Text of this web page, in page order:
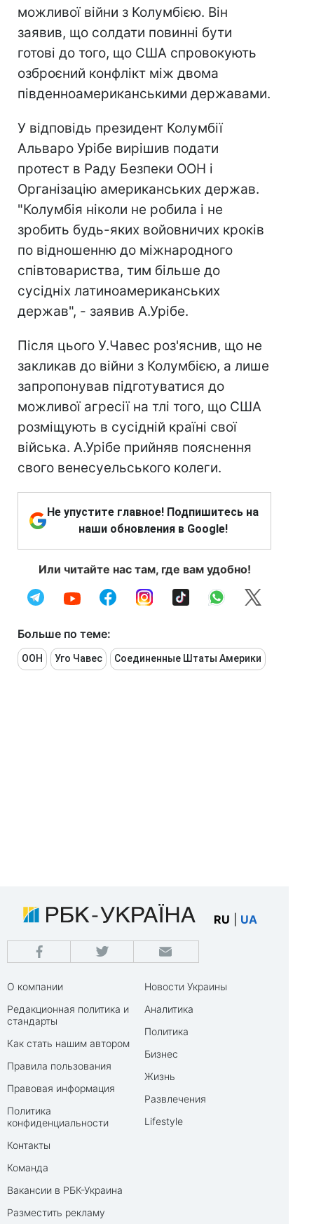
можливої війни з Колумбією. Він
заявив, що солдати повинні бути
готові до того, що США спровокують
озброєний конфлікт між двома
південноамериканськими державами.
У відповідь президент Колумбії
Альваро Урібе вирішив подати
протест в Раду Безпеки ООН і
Організацію американських держав.
"Колумбія ніколи не робила і не
зробить будь-яких войовничих кроків
по відношенню до міжнародного
співтовариства, тим більше до
сусідніх латиноамериканських
держав", - заявив А.Урібе.
Після цього У.Чавес роз'яснив, що не
закликав до війни з Колумбією, а лише
запропонував підготуватися до
можливої агресії на тлі того, що США
розміщують в сусідній країні свої
війська. А.Урібе прийняв пояснення
свого венесуельського колеги.
Не упустите главное! Подпишитесь на
наши обновления в Google!
Или читайте нас там, где вам удобно!
Больше по теме:
ООН Уго Чавес Соединенные Штаты Америки
RU UA
О компании
Редакционная политика и
стандарты
Как стать нашим автором
Правила пользования
Правовая информация
Политика
конфиденциальности
Контакты
Команда
Вакансии в РБК-Украина
Разместить рекламу
Новости Украины
Аналитика
Политика
Бизнес
Жизнь
Развлечения
Lifestyle